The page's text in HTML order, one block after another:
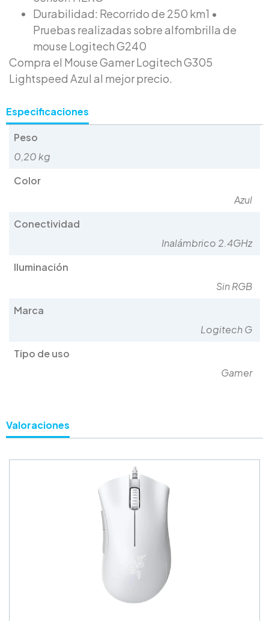
Durabilidad: Recorrido de 250 km1 •
Pruebas realizadas sobre alfombrilla de
mouse Logitech G240
Compra el Mouse Gamer Logitech G305
Lightspeed Azul al mejor precio.
Especificaciones
Peso
0,20 kg
Color
Azul
Conectividad
Inalámbrico 2.4GHz
Iluminación
Sin RGB
Marca
Logitech G
Tipo de uso
Gamer
Valoraciones